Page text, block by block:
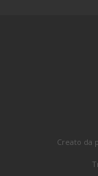
Creato da